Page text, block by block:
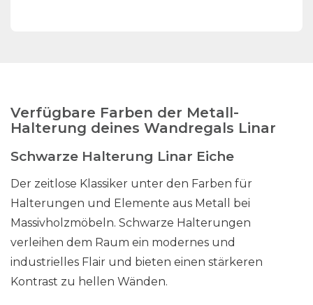
Verfügbare Farben der Metall-
Halterung deines Wandregals Linar
Schwarze Halterung Linar Eiche
Der zeitlose Klassiker unter den Farben für
Halterungen und Elemente aus Metall bei
Massivholzmöbeln. Schwarze Halterungen
verleihen dem Raum ein modernes und
industrielles Flair und bieten einen stärkeren
Kontrast zu hellen Wänden.